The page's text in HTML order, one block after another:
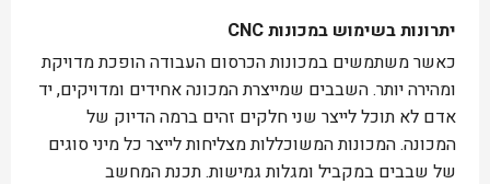
יתרונות בשימוש במכונות CNC
כאשר משתמשים במכונות הכרסום העבודה הופכת מדויקת
ומהירה יותר. השבבים שמייצרת המכונה אחידים ומדויקים, יד
אדם לא תוכל לייצר שני חלקים זהים ברמה הדיוק של
המכונה. המכונות המשוכללות מצליחות לייצר כל מיני סוגים
של שבבים במקביל ומגלות גמישות. תכנת המחשב